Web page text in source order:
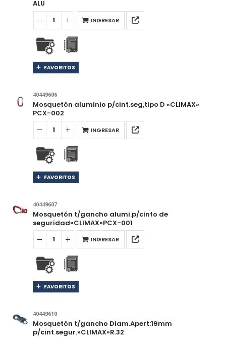
ALU
INGRESAR
FAVORITOS
40449606
Mosquetón aluminio p/cint.seg,tipo D «CLIMAX»
PCX-002
INGRESAR
FAVORITOS
40449607
Mosquetón t/gancho alumi.p/cinto de
seguridad»CLIMAX»PCX-001
INGRESAR
FAVORITOS
40449610
Mosquetón t/gancho Diam.Apert:19mm
p/cint.segur.»CLIMAX»R.32